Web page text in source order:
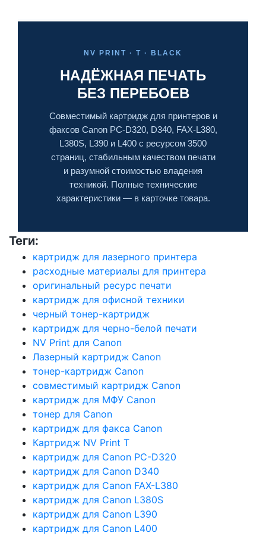
NV PRINT · T · BLACK
НАДЁЖНАЯ ПЕЧАТЬ
БЕЗ ПЕРЕБОЕВ
Совместимый картридж для принтеров и
факсов Canon PC-D320, D340, FAX-L380,
L380S, L390 и L400 с ресурсом 3500
страниц, стабильным качеством печати
и разумной стоимостью владения
техникой. Полные технические
характеристики — в карточке товара.
Теги:
картридж для лазерного принтера
расходные материалы для принтера
оригинальный ресурс печати
картридж для офисной техники
черный тонер-картридж
картридж для черно-белой печати
NV Print для Canon
Лазерный картридж Canon
тонер-картридж Canon
совместимый картридж Canon
картридж для МФУ Canon
тонер для Canon
картридж для факса Canon
Картридж NV Print T
картридж для Canon PC-D320
картридж для Canon D340
картридж для Canon FAX-L380
картридж для Canon L380S
картридж для Canon L390
картридж для Canon L400